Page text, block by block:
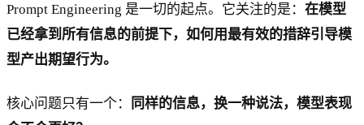
Prompt Engineering 是一切的起点。它关注的是： 在模型
已经拿到所有信息的前提下，如何用最有效的措辞引导模
型产出期望行为。
核心问题只有一个：
同样的信息，换一种说法，模型表现